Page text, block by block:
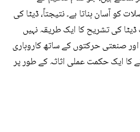
کو آسان بناتا ہے۔ نتیجتاً، ڈیٹا کی
کی تشریح کا ایک طریقہ نہیں
صنعتی حرکتوں کے ساتھ کاروباری
کا ایک حکمت عملی اثاثہ کے طور پر